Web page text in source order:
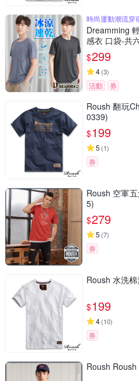
時尚運動潮流穿
Dreamming
感衣 口袋-共
$299
4(3)
活動 券
Roush 翻玩
0339)
$199
5 (1)
券
Roush 空軍
5)
$279
5 (7)
券
Roush 水洗
$199
4(10)
券
Roush